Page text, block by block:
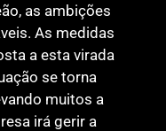
as ambições
As medidas
a esta virada
se torna
muitos a
irá gerir a